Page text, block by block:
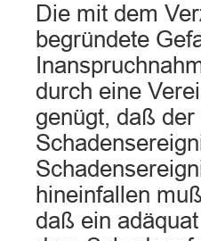
Die mit dem
begründete
durch eine
genügt, daß
hineinfallen
daß ein